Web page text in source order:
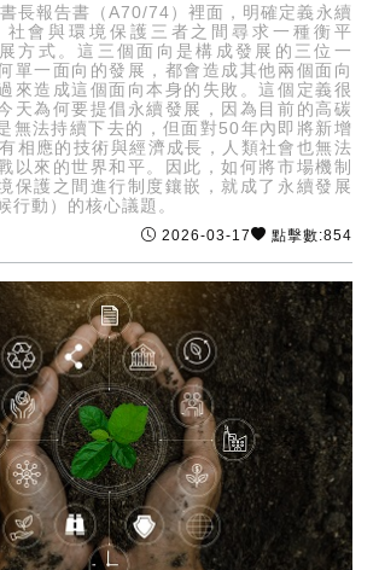
長報告書（A70/74）裡面，明確定義永續
社會與環境保護三者之間尋求一種衡平
方式。這三個面向是構成發展的三位一
單一面向的發展，都會造成其他兩個面向
來造成這個面向本身的失敗。這個定義很
天為何要提倡永續發展，因為目前的高碳
無法持續下去的，但面對50年內即將新增
相應的技術與經濟成長，人類社會也無法
以來的世界和平。因此，如何將市場機制
保護之間進行制度鑲嵌，就成了永續發展
行動）的核心議題。
2026-03-17 點擊數:854